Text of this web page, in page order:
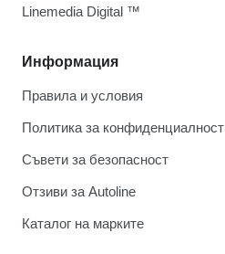
Информация
Правила и условия
Политика за конфиденциалност
Съвети за безопасност
Отзиви за Autoline
Каталог на марките
Linemedia Digital ™